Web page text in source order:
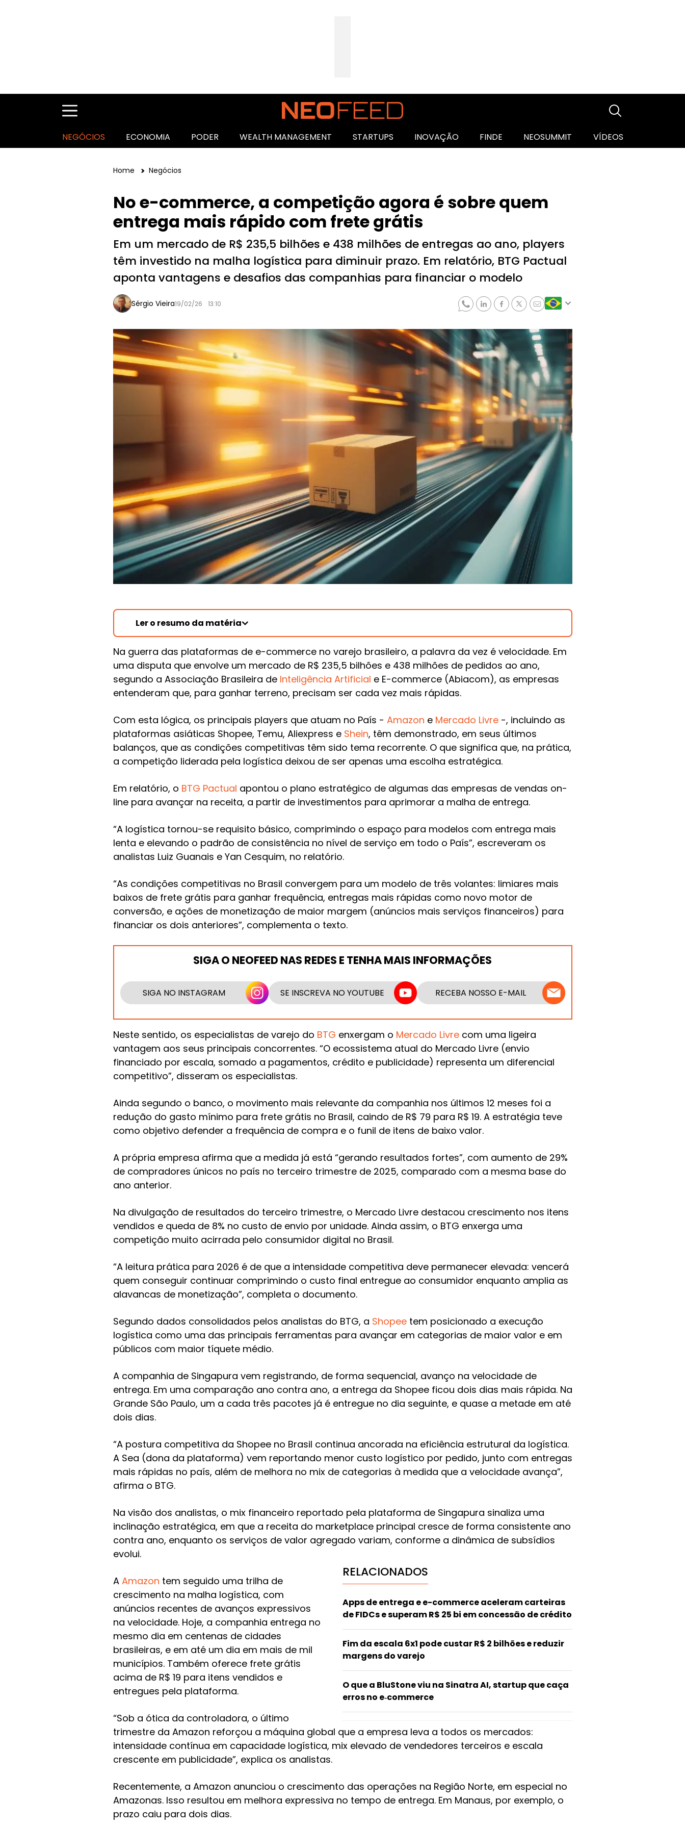
NEGÓCIOS ECONOMIA PODER WEALTH MANAGEMENT STARTUPS INOVAÇÃO FINDE NEOSUMMIT VÍDEOS
Home Negócios
No e-commerce, a competição agora é sobre quem
entrega mais rápido com frete grátis
Em um mercado de R$ 235,5 bilhões e 438 milhões de entregas ao ano, players
têm investido na malha logística para diminuir prazo. Em relatório, BTG Pactual
aponta vantagens e desafios das companhias para financiar o modelo
Sérgio Vieira19/02/26 13:10
Ler o resumo da matéria
Na guerra das plataformas de e-commerce no varejo brasileiro, a palavra da vez é velocidade. Em
uma disputa que envolve um mercado de R$ 235,5 bilhões e 438 milhões de pedidos ao ano,
segundo a Associação Brasileira de Inteligência Artificial e E-commerce (Abiacom), as empresas
entenderam que, para ganhar terreno, precisam ser cada vez mais rápidas.
Com esta lógica, os principais players que atuam no País - Amazon e Mercado Livre-, incluindo as
plataformas asiáticas Shopee, Temu, Aliexpress e Shein, têm demonstrado, em seus últimos
balanços, que as condições competitivas têm sido tema recorrente. O que significa que, na prática,
a competição liderada pela logística deixou de ser apenas uma escolha estratégica.
Em relatório, o BTG Pactual apontou o plano estratégico de algumas das empresas de vendas on-
line para avançar na receita, a partir de investimentos para aprimorar a malha de entrega.
“A logística tornou-se requisito básico, comprimindo o espaço para modelos com entrega mais
lenta e elevando o padrão de consistência no nível de serviço em todo o País”, escreveram os
analistas Luiz Guanais e Yan Cesquim, no relatório.
“As condições competitivas no Brasil convergem para um modelo de três volantes: limiares mais
baixos de frete grátis para ganhar frequência, entregas mais rápidas como novo motor de
conversão, e ações de monetização de maior margem (anúncios mais serviços financeiros) para
financiar os dois anteriores”, complementa o texto.
SIGA O NEOFEED NAS REDES E TENHA MAIS INFORMAÇÕES
SIGA NO INSTAGRAM SE INSCREVA NO YOUTUBE RECEBA NOSSO E-MAIL
Neste sentido, os especialistas de varejo do BTG enxergam o Mercado Livrecom uma ligeira
vantagem aos seus principais concorrentes. “O ecossistema atual do Mercado Livre (envio
financiado por escala, somado a pagamentos, crédito e publicidade) representa um diferencial
competitivo”, disseram os especialistas.
Ainda segundo o banco, o movimento mais relevante da companhia nos últimos 12 meses foi a
redução do gasto mínimo para frete grátis no Brasil, caindo de R$ 79 para R$ 19. A estratégia teve
como objetivo defender a frequência de compra e o funil de itens de baixo valor.
A própria empresa afirma que a medida já está “gerando resultados fortes”, com aumento de 29%
de compradores únicos no país no terceiro trimestre de 2025, comparado com a mesma base do
ano anterior.
Na divulgação de resultados do terceiro trimestre, o Mercado Livre destacou crescimento nos itens
vendidos e queda de 8% no custo de envio por unidade. Ainda assim, o BTG enxerga uma
competição muito acirrada pelo consumidor digital no Brasil.
“A leitura prática para 2026 é de que a intensidade competitiva deve permanecer elevada: vencerá
quem conseguir continuar comprimindo o custo final entregue ao consumidor enquanto amplia as
alavancas de monetização”, completa o documento.
Segundo dados consolidados pelos analistas do BTG, a Shopeetem posicionado a execução
logística como uma das principais ferramentas para avançar em categorias de maior valor e em
públicos com maior tíquete médio.
A companhia de Singapura vem registrando, de forma sequencial, avanço na velocidade de
entrega. Em uma comparação ano contra ano, a entrega da Shopee ficou dois dias mais rápida. Na
Grande São Paulo, um a cada três pacotes já é entregue no dia seguinte, e quase a metade em até
dois dias.
“A postura competitiva da Shopee no Brasil continua ancorada na eficiência estrutural da logística.
A Sea (dona da plataforma) vem reportando menor custo logístico por pedido, junto com entregas
mais rápidas no país, além de melhora no mix de categorias à medida que a velocidade avança”,
afirma o BTG.
Na visão dos analistas, o mix financeiro reportado pela plataforma de Singapura sinaliza uma
inclinação estratégica, em que a receita do marketplace principal cresce de forma consistente ano
contra ano, enquanto os serviços de valor agregado variam, conforme a dinâmica de subsídios
evolui.
RELACIONADOS
Apps de entrega e e-commerce aceleram carteiras
de FIDCs e superam R$ 25 bi em concessão de crédito
Fim da escala 6x1 pode custar R$ 2 bilhões e reduzir
margens do varejo
O que a BluStone viu na Sinatra AI, startup que caça
erros no e‑commerce
A Amazon tem seguido uma trilha de
crescimento na malha logística, com
anúncios recentes de avanços expressivos
na velocidade. Hoje, a companhia entrega no
mesmo dia em centenas de cidades
brasileiras, e em até um dia em mais de mil
municípios. Também oferece frete grátis
acima de R$ 19 para itens vendidos e
entregues pela plataforma.
“Sob a ótica da controladora, o último
trimestre da Amazon reforçou a máquina global que a empresa leva a todos os mercados:
intensidade contínua em capacidade logística, mix elevado de vendedores terceiros e escala
crescente em publicidade”, explica os analistas.
Recentemente, a Amazon anunciou o crescimento das operações na Região Norte, em especial no
Amazonas. Isso resultou em melhora expressiva no tempo de entrega. Em Manaus, por exemplo, o
prazo caiu para dois dias.